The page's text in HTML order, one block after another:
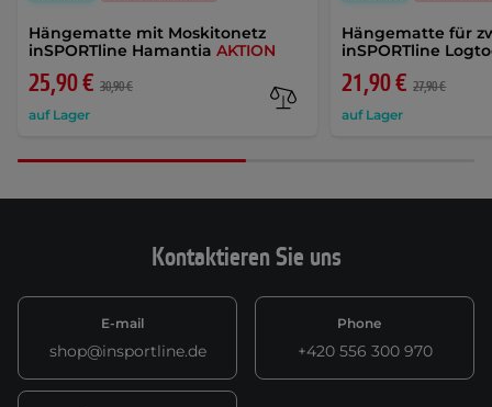
Hängematte mit Moskitonetz
inSPORTline Hamantia AKTION
25,90 € 30,90 €
auf Lager
Hängematte für
inSPORTline
21,90 € 27,90 €
auf Lager
Kontaktieren Sie uns
E-mail
shop@insportline.de
Phone
+420 556 300 970